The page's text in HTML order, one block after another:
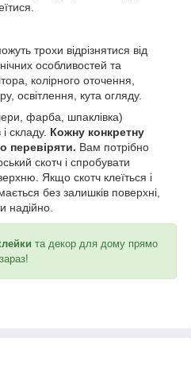
трохи відрізнятися від
особливостей та
колірного оточення,
освітлення, кута огляду.
фарба, шпаклівка)
складу. Кожну конкретну
перевіряти. Вам потрібно
скотч і спробувати
Якщо скотч клеїться і
без залишків поверхні,
надійно.
та декор для дому прямо
зараз!